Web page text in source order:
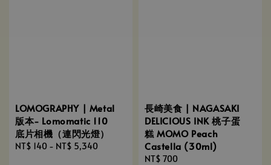
LOMOGRAPHY | Metal
版本- Lomomatic 110
底片相機（連閃光燈）
Regular
NT$ 140 - NT$ 5,340
長崎美食 | NAGASAKI
DELICIOUS INK 桃子蛋
糕 MOMO Peach
Castella (30ml)
Regular
NT$ 700